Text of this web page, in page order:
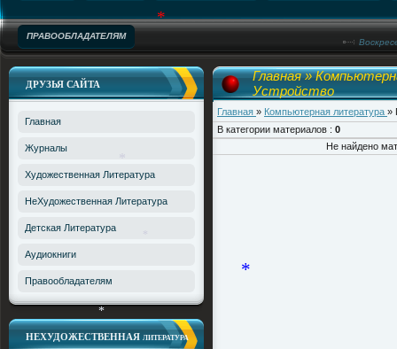
*
*
ПРАВООБЛАДАТЕЛЯМ
Название сайта!
Главная »
Устройство
Главная » Компьютерная литература »
В категории материалов : 0
Не найдено
ДРУЗЬЯ САЙТА
Главная
Журналы
Художественная Литература
НеХудожественная Литература
Детская Литература
Аудиокниги
Правообладателям
НЕХУДОЖЕСТВЕННАЯ ЛИТЕРАТУРА